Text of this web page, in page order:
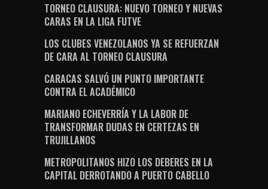
TORNEO CLAUSURA: NUEVO TORNEO Y NUEVAS
CARAS EN LA LIGA FUTVE
LOS CLUBES VENEZOLANOS YA SE REFUERZAN
DE CARA AL TORNEO CLAUSURA
CARACAS SALVÓ UN PUNTO IMPORTANTE
CONTRA EL ACADÉMICO
MARIANO ECHEVERRÍA Y LA LABOR DE
TRANSFORMAR DUDAS EN CERTEZAS EN
TRUJILLANOS
METROPOLITANOS HIZO LOS DEBERES EN LA
CAPITAL DERROTANDO A PUERTO CABELLO